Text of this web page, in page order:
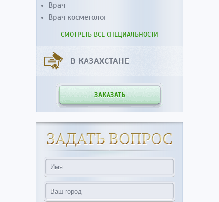
Врач
Врач косметолог
СМОТРЕТЬ ВСЕ СПЕЦИАЛЬНОСТИ
В КАЗАХСТАНЕ
ЗАКАЗАТЬ